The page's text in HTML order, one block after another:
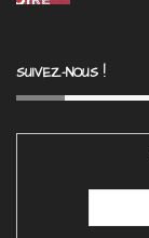
SUIVEZ-NOUS !